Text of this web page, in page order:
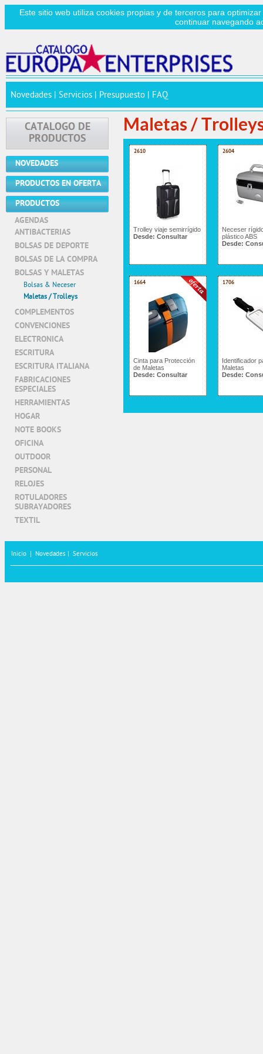
Este sitio web utiliza cookies propias y de terceros para
continuar navegando
Novedades Servicios Presupuesto FAQ
Maletas /
2610
Trolley viaje semirrígido
Desde: Consultar
2604
Neceser
plástico ABS
Desde:
1664
Cinta para Protección
de Maletas
Desde: Consultar
1706
Identificador
Maletas
Desde:
CATALOGO DE
PRODUCTOS
NOVEDADES
PRODUCTOS EN OFERTA
PRODUCTOS
AGENDAS
ANTIBACTERIAS
BOLSAS DE DEPORTE
BOLSAS DE LA COMPRA
BOLSAS Y MALETAS
Bolsas & Neceser
Maletas / Trolleys
COMPLEMENTOS
CONVENCIONES
ELECTRONICA
ESCRITURA
ESCRITURA ITALIANA
FABRICACIONES
ESPECIALES
HERRAMIENTAS
HOGAR
NOTE BOOKS
OFICINA
OUTDOOR
PERSONAL
RELOJES
ROTULADORES
SUBRAYADORES
TEXTIL
Inicio | Novedades | Servicios